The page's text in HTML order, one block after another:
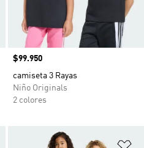
Precio
$99.950
camiseta 3 Rayas
Niño Originals
2 colores
Añadir a la lista de deseos